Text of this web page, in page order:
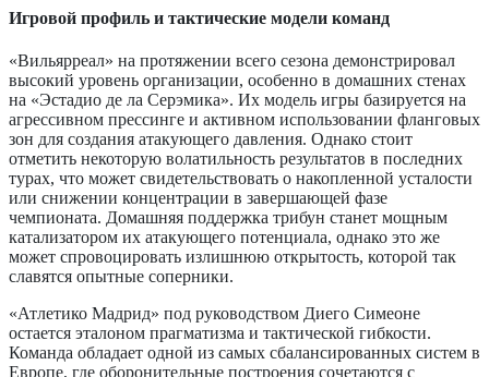
Игровой профиль и тактические модели команд
«Вильярреал» на протяжении всего сезона демонстрировал
высокий уровень организации, особенно в домашних стенах
на «Эстадио де ла Серэмика». Их модель игры базируется на
агрессивном прессинге и активном использовании фланговых
зон для создания атакующего давления. Однако стоит
отметить некоторую волатильность результатов в последних
турах, что может свидетельствовать о накопленной усталости
или снижении концентрации в завершающей фазе
чемпионата. Домашняя поддержка трибун станет мощным
катализатором их атакующего потенциала, однако это же
может спровоцировать излишнюю открытость, которой так
славятся опытные соперники.
«Атлетико Мадрид» под руководством Диего Симеоне
остается эталоном прагматизма и тактической гибкости.
Команда обладает одной из самых сбалансированных систем в
Европе, где оборонительные построения сочетаются с